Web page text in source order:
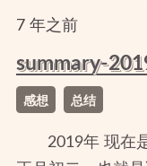
7年之前
summary-
感想 总结
2019年 现在